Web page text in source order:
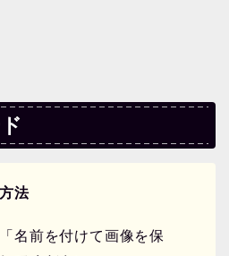
法
名前を付けて画像を保